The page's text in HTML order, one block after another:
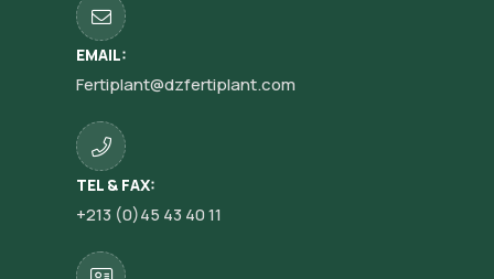
EMAIL:
Fertiplant@dzfertiplant.com
TEL & FAX:
+213 (0)45 43 40 11